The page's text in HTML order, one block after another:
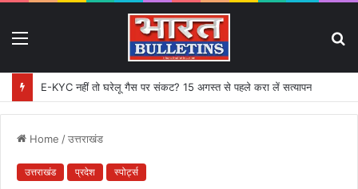
E-KYC नहीं तो घरेलू गैस पर संकट? 15 अगस्त से पहले करा लें सत्यापन
Home /उत्तराखंड
उत्तराखंड प्रदेश स्पोर्ट्स